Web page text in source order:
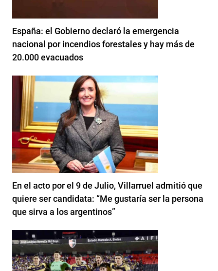
España: el Gobierno declaró la emergencia
nacional por incendios forestales y hay más de
20.000 evacuados
En el acto por el 9 de Julio, Villarruel admitió que
quiere ser candidata: “Me gustaría ser la persona
que sirva a los argentinos”